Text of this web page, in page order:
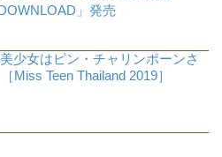
」発売
少女はピン・チャリンポーンさ
Miss Teen Thailand 2019］